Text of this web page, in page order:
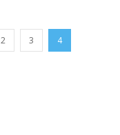
2 3 4